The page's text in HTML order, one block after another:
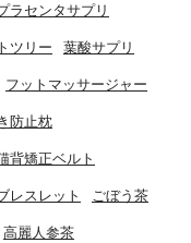
ラセンタサプリ
ツリー 葉酸サプリ
フットマッサージャー
防止枕
背矯正ベルト
レスレット ごぼう茶
高麗人参茶